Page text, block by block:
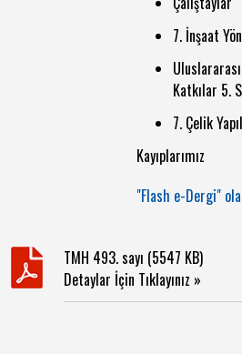
7. İnşaat
Katkılar 5.
7. Çelik
Kayıplarımız
"Flash e-Dergi"
TMH 493. sayı (5547 KB)
Detaylar İçin Tıklayınız »